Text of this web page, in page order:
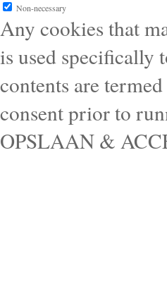
Non-necessary
Any cookies that
is used specifically
contents are
consent prior to
OPSLAAN &